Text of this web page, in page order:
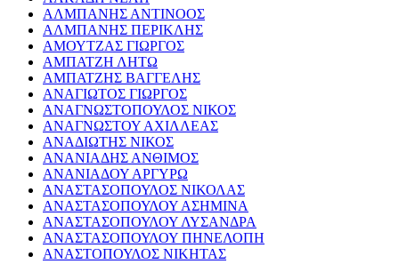
ΑΛΜΠΑΝΗΣ ΑΝΤΙΝΟΟΣ
ΑΛΜΠΑΝΗΣ ΠΕΡΙΚΛΗΣ
ΑΜΟΥΤΖΑΣ ΓΙΩΡΓΟΣ
ΑΜΠΑΤΖΗ ΛΗΤΩ
ΑΜΠΑΤΖΗΣ ΒΑΓΓΕΛΗΣ
ΑΝΑΓΙΩΤΟΣ ΓΙΩΡΓΟΣ
ΑΝΑΓΝΩΣΤΟΠΟΥΛΟΣ ΝΙΚΟΣ
ΑΝΑΓΝΩΣΤΟΥ ΑΧΙΛΛΕΑΣ
ΑΝΑΔΙΩΤΗΣ ΝΙΚΟΣ
ΑΝΑΝΙΑΔΗΣ ΑΝΘΙΜΟΣ
ΑΝΑΝΙΑΔΟΥ ΑΡΓΥΡΩ
ΑΝΑΣΤΑΣΟΠΟΥΛΟΣ ΝΙΚΟΛΑΣ
ΑΝΑΣΤΑΣΟΠΟΥΛΟΥ ΑΣΗΜΙΝΑ
ΑΝΑΣΤΑΣΟΠΟΥΛΟΥ ΛΥΣΑΝΔΡΑ
ΑΝΑΣΤΑΣΟΠΟΥΛΟΥ ΠΗΝΕΛΟΠΗ
ΑΝΑΣΤΟΠΟΥΛΟΣ ΝΙΚΗΤΑΣ